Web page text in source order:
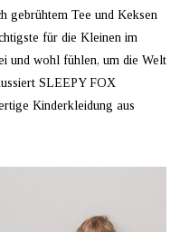
gebrühtem Tee und Keksen
für die Kleinen im
und wohl fühlen, um die Welt
SLEEPY FOX
Kinderkleidung aus